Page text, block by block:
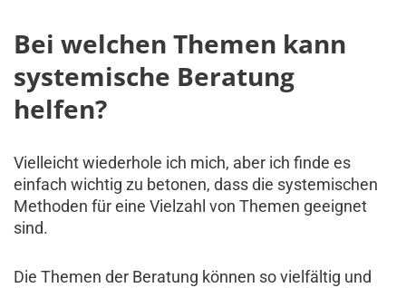
Bei welchen Themen kann
systemische Beratung
helfen?
Vielleicht wiederhole ich mich, aber ich finde es
einfach wichtig zu betonen, dass die systemischen
Methoden für eine Vielzahl von Themen geeignet
sind.
Die Themen der Beratung können so vielfältig und